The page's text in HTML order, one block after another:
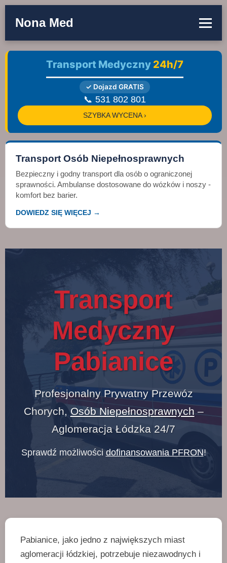
Nona Med
Transport Medyczny 24h/7
✓ Dojazd GRATIS
📞 531 802 801
SZYBKA WYCENA ›
Transport Osób Niepełnosprawnych
Bezpieczny i godny transport dla osób o ograniczonej
sprawności. Ambulanse dostosowane do wózków i noszy -
komfort bez barier.
DOWIEDZ SIĘ WIĘCEJ →
Transport
Medyczny
Pabianice
Profesjonalny Prywatny Przewóz
Chorych,Osób Niepełnosprawnych –
Aglomeracja Łódzka 24/7
Sprawdź możliwości dofinansowania PFRON!
Pabianice, jako jedno z największych miast
aglomeracji łódzkiej, potrzebuje niezawodnych i